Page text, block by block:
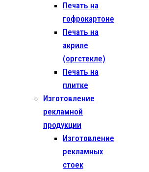
Печать на
гофрокартоне
Печать на
акриле
(оргстекле)
Печать на
плитке
Изготовление
рекламной
продукции
Изготовление
рекламных
стоек